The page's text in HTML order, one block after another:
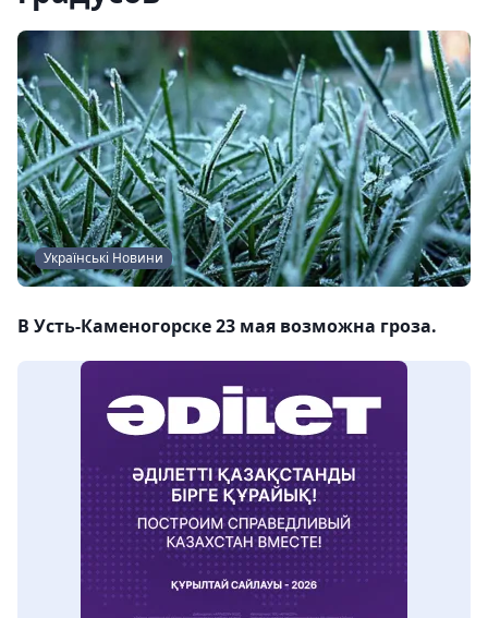
Українські Новини
В Усть-Каменогорске 23 мая возможна гроза.